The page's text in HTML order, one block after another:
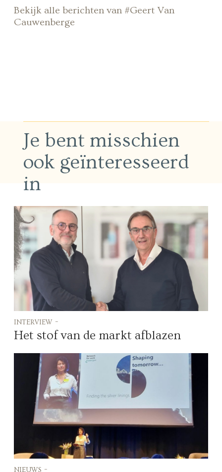
Bekijk alle berichten van #Geert Van
Cauwenberge
Je bent misschien
ook geïnteresseerd
in
interview -
Het stof van de markt afblazen
nieuws -